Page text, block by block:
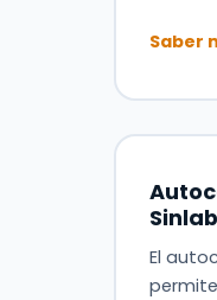
Saber
El